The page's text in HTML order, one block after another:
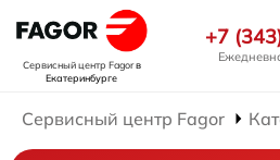
Сервисный центр Fagorв
Екатеринбурге
+7
Сервисный центр Fagor